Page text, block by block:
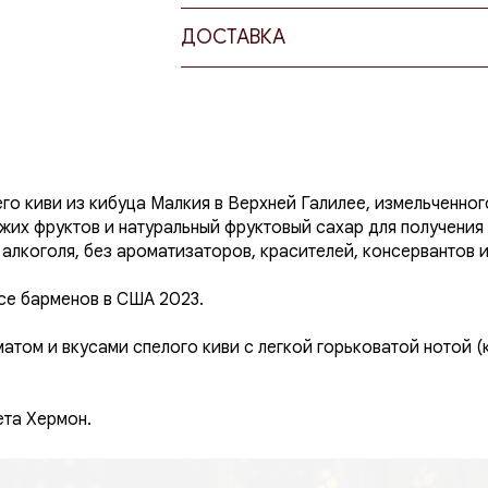
После завершения первого
результате кипячения образуются
смеси, а в некоторых случаях —
течение четырех месяцев.
ДОСТАВКА
киви из кибуца Малкия в Верхней Галилее,
фруктов и натуральный фруктовый сахар для получения
без ароматизаторов, красителей, консервантов
барменов в США 2023.
и вкусами спелого киви с легкой горьковатой нотой
Хермон.